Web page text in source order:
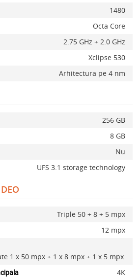
1480
Octa Core
2.75 GHz + 2.0 GHz
Xclipse 530
Arhitectura pe 4 nm
256 GB
8 GB
Nu
UFS 3.1 storage technology
Triple 50 + 8 + 5 mpx
12 mpx
1 x 50 mpx + 1 x 8 mpx + 1 x 5 mpx
4K